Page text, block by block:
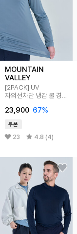
MOUNTAIN
VALLEY
[2PACK] UV
자외선차단 냉감 쿨 경량
MVT5142
23,900 67%
쿠폰
23 4.8 (4)